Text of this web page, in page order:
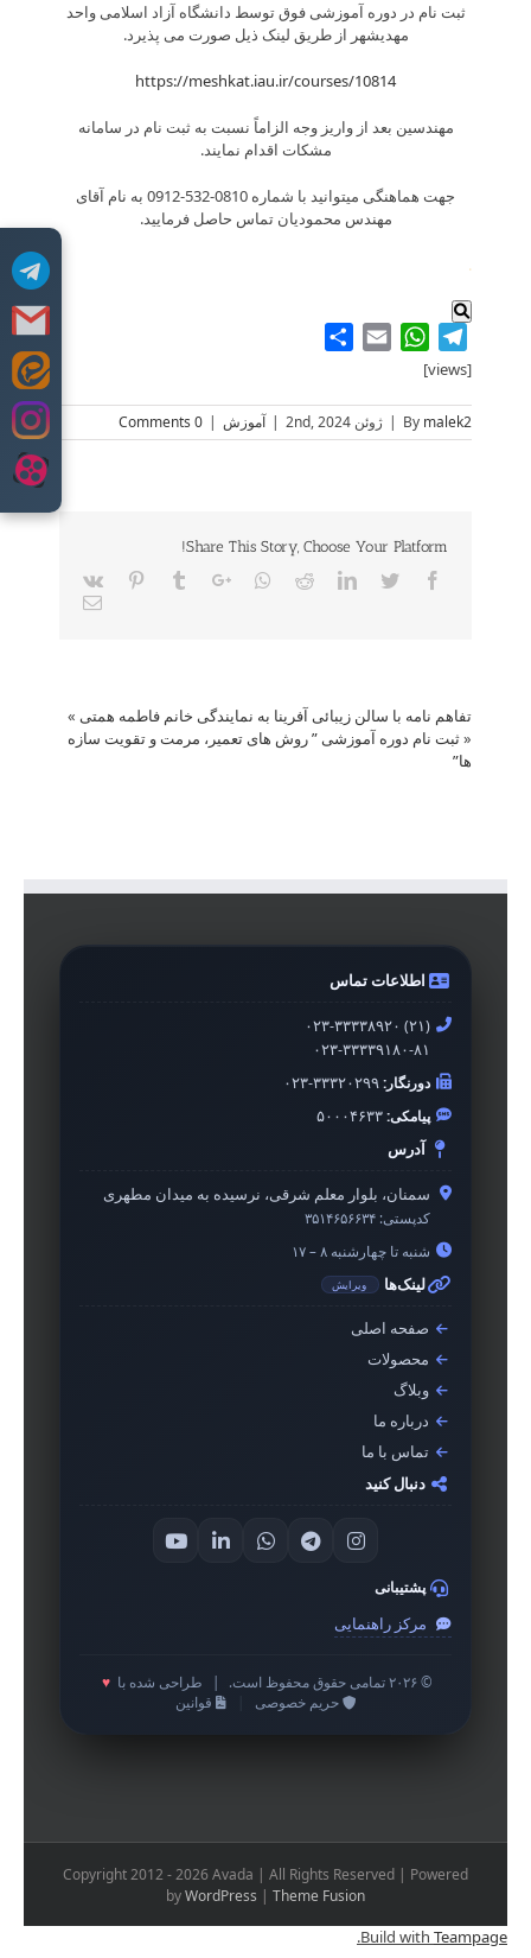
to
content
ثبت نام در دوره آموزشی فوق توسط دانشگاه آزاد اسلامی واحد
مهدیشهر از طریق لینک ذیل صورت می پذیرد.
https://meshkat.iau.ir/courses/10814
مهندسین بعد از واریز وجه الزاماً نسبت به ثبت نام در سامانه
مشکات اقدام نمایند.
جهت هماهنگی میتوانید با شماره 0810-532-0912 به نام آقای
مهندس محمودیان تماس حاصل فرمایید.
.
Telegram
WhatsApp
Email
[views]
By malek2
| ژوئن 2nd, 2024 | آموزش |
0 Comments
Share This Story, Choose Your Platform!
Facebook
Twitter
LinkedIn
Reddit
Whatsapp
Google+
Tumblr
Pinterest
Vk
Email
تفاهم نامه با سالن زیبائی آفرینا به نمایندگی خانم فاطمه همتی »
«ثبت نام دوره آموزشی ” روش های تعمیر، مرمت و تقویت سازه
ها”
اطلاعات تماس
۰۲۳-۳۳۳۳۸۹۲۰ (۲۱)
۰۲۳-۳۳۳۳۹۱۸۰-۸۱
دورنگار:۰۲۳-۳۳۳۲۰۲۹۹
پیامکی:۵۰۰۰۴۶۳۳
آدرس
سمنان، بلوار معلم شرقی، نرسیده به میدان مطهری
کدپستی: ۳۵۱۴۶۵۶۶۳۴
شنبه تا چهارشنبه ۸ – ۱۷
لینک‌ها ویرایش
صفحه اصلی
محصولات
وبلاگ
درباره ما
تماس با ما
دنبال کنید
پشتیبانی
مرکز راهنمایی
© ۲۰۲۶ تمامی حقوق محفوظ است. طراحی شده با ♥
حریم خصوصی
قوانین
Copyright 2012 - 2026 Avada | All Rights Reserved | Powered
byWordPress | Theme Fusion
Build with Teampage
.